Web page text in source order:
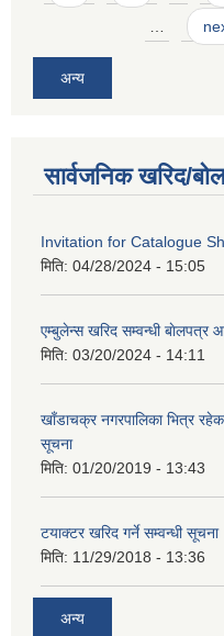
…
अन्य
सार्वजनिक खरिद/
Invitation for Catalogue
मिति: 04/28/2024 - 15:05
एम्बुलेन्स खरिद सम्वन्धी बाेलपत्र
मिति: 03/20/2024 - 14:11
खाँडाचक्र नगरपालिका भित्र
सूचना
मिति: 01/20/2019 - 13:43
टयाक्टर खरिद गर्ने सम्वन्धी सूचना
मिति: 11/29/2018 - 13:36
अन्य